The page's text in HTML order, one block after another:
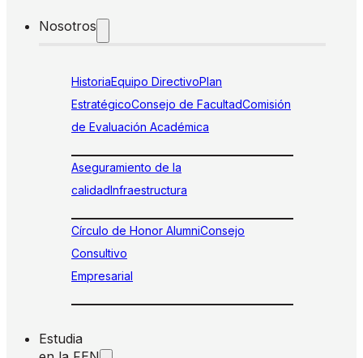
Nosotros
HistoriaEquipo DirectivoPlan
EstratégicoConsejo de FacultadComisión
de Evaluación Académica
Aseguramiento de la
calidadInfraestructura
Círculo de Honor AlumniConsejo
Consultivo
Empresarial
Estudia